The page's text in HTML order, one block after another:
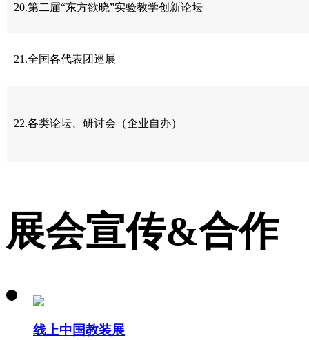
20.第二届“东方欲晓”实验教学创新论坛
21.全国各代表团巡展
22.各类论坛、研讨会（企业自办）
展会宣传&合作
线上中国教装展